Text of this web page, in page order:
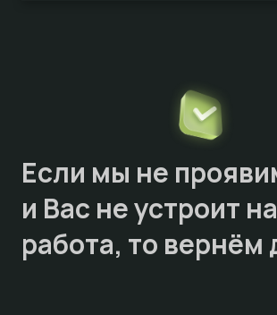
Если мы не
и Вас не устроит
работа, то вернём